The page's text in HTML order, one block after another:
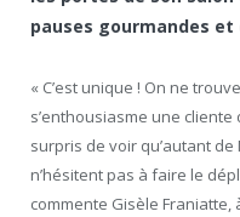
pauses gourmandes et
« C’est unique ! On ne
s’enthousiasme une
surpris de voir qu’autant
n’hésitent pas à faire le
commente Gisèle Franiatte,